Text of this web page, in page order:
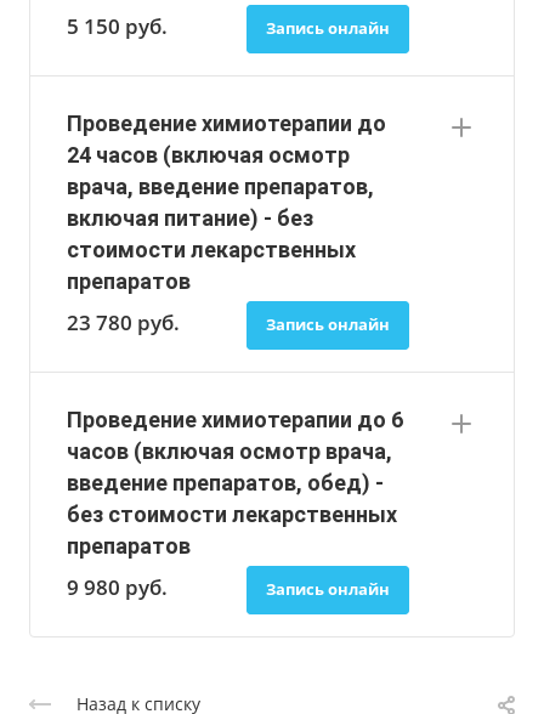
5 150 руб. Запись онлайн
Проведение химиотерапии до
24 часов (включая осмотр
врача, введение препаратов,
включая питание) - без
стоимости лекарственных
препаратов
23 780 руб. Запись онлайн
Проведение химиотерапии до 6
часов (включая осмотр врача,
введение препаратов, обед) -
без стоимости лекарственных
препаратов
9 980 руб. Запись онлайн
Назад к списку